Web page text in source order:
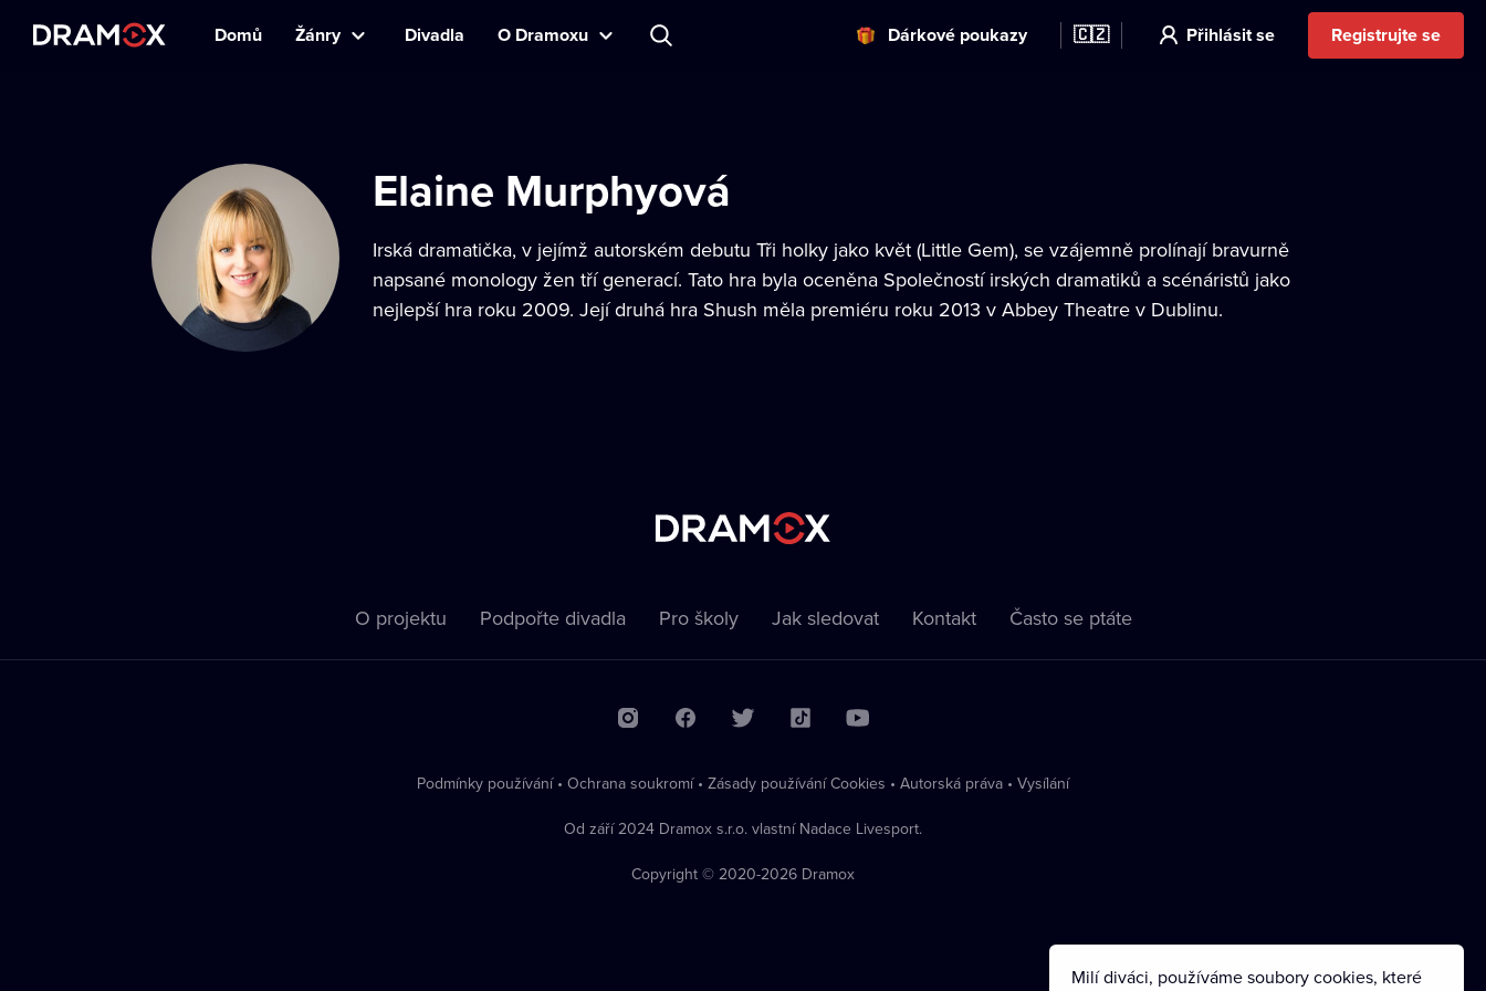
Domů Žánry Divadla O Dramoxu Dárkové poukazy 🇨🇿 Přihlásit se Registrujte se
Elaine Murphyová
Irská dramatička, v jejímž autorském debutu Tři holky jako květ (Little Gem), se vzájemně prolínají bravurně
napsané monology žen tří generací. Tato hra byla oceněna Společností irských dramatiků a scénáristů jako
nejlepší hra roku 2009. Její druhá hra Shush měla premiéru roku 2013 v Abbey Theatre v Dublinu.
O projektu Podpořte divadla Pro školy Jak sledovat Kontakt Často se ptáte
Podmínky používání • Ochrana soukromí • Zásady používání Cookies • Autorská práva • Vysílání
Od září 2024 Dramox s.r.o. vlastní Nadace Livesport.
Copyright © 2020-2026 Dramox
Milí diváci, používáme soubory cookies, které